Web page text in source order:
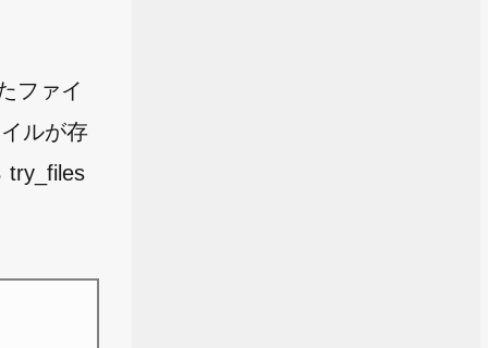
ファイ
ルが存
try_files